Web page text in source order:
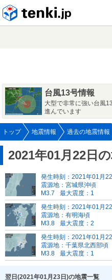
台風13号情報
大型で非常に強い台風
進んでいます
トップ 地震情報 過去の地震情報
2021年01月22日
発生時刻：2021年01月
震源地：宮城県沖頃
M3.7
最大震度：1
発生時刻：2021年01月
震源地：有明海頃
M3.8
最大震度：2
発生時刻：2021年01月
震源地：千葉県北西部頃
M3.8
最大震度：1
翌日(2021年01月23日)の地震一覧